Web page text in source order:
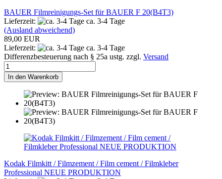
BAUER Filmreinigungs-Set für BAUER F 20(B4T3)
Lieferzeit:
ca. 3-4 Tage
(Ausland abweichend)
89,00 EUR
Lieferzeit:
ca. 3-4 Tage
Differenzbesteuerung nach § 25a ustg. zzgl. Versand
In den Warenkorb
Kodak Filmkitt / Filmzement / Film cement / Filmkleber
Professional NEUE PRODUKTION